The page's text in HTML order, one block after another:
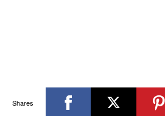
Shares